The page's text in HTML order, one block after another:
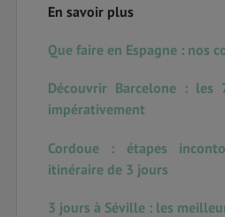
En savoir plus
Que faire en Espagne : nos
Découvrir Barcelone :
impérativement
Cordoue : étapes
itinéraire de 3 jours
3 jours à Séville : les